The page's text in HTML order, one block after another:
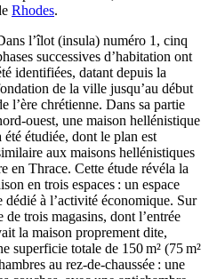
Rhodes.
l’îlot (insula) numéro 1, cinq
successives d’habitation ont
identifiées, datant depuis la
de la ville jusqu’au début
l’ère chrétienne. Dans sa partie
ouest, une maison hellénistique
été étudiée, dont le plan est
aux maisons hellénistiques
en Thrace. Cette étude révéla la
en trois espaces : un espace
dédié à l’activité économique. Sur
trois magasins, dont l’entrée
la maison proprement dite,
superficie totale de 150 m² (75 m²
au rez-de-chaussée : une